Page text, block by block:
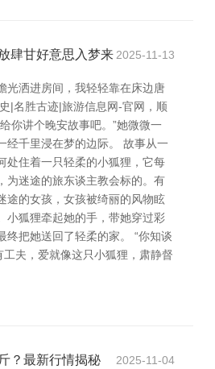
肆甘好意思入梦来 2025-11-13
光洒进房间，我轻轻靠在床边唐
|名胜古迹|旅游信息网-官网，顺
你讲个晚安故事吧。”她微微一
经千里浸在梦的边际。 故事从一
处住着一只轻柔的小狐狸，它每
为迷途的旅东谈主教会标的。有
途的女孩，女孩被绮丽的风物眩
小狐狸牵起她的手，带她穿过彩
终把她送回了轻柔的家。 “你知谈
工夫，爱就像这只小狐狸，肃静督
？最新行情揭秘 2025-11-04